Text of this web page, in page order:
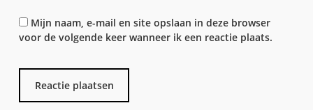
Mijn naam, e-mail en site opslaan in deze browser
voor de volgende keer wanneer ik een reactie plaats.